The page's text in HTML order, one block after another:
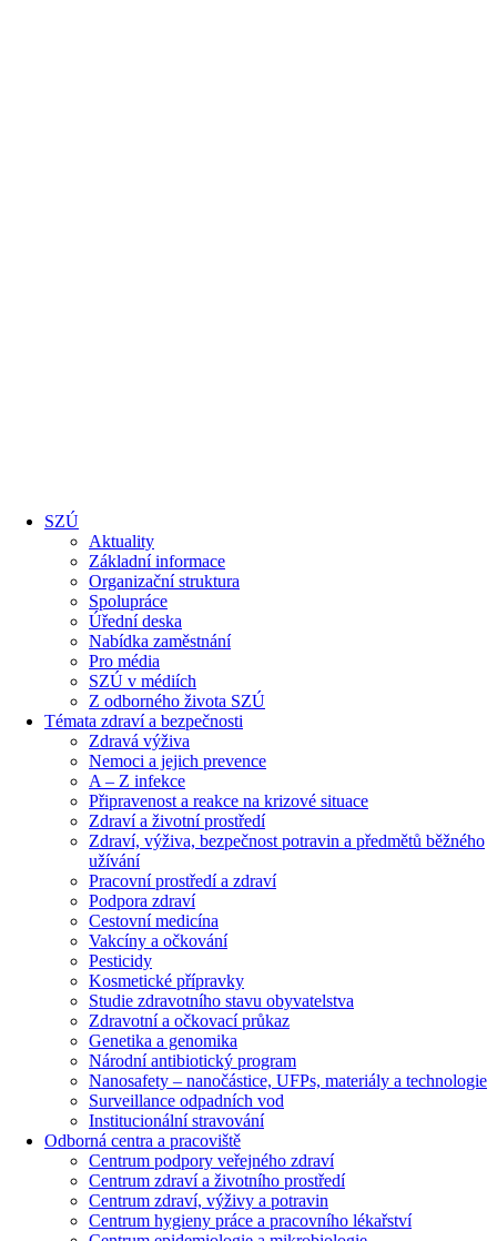
SZÚ
Aktuality
Základní informace
Organizační struktura
Spolupráce
Úřední deska
Nabídka zaměstnání
Pro média
SZÚ v médiích
Z odborného života SZÚ
Témata zdraví a bezpečnosti
Zdravá výživa
Nemoci a jejich prevence
A – Z infekce
Připravenost a reakce na krizové situace
Zdraví a životní prostředí
Zdraví, výživa, bezpečnost potravin a předmětů běžného
užívání
Pracovní prostředí a zdraví
Podpora zdraví
Cestovní medicína
Vakcíny a očkování
Pesticidy
Kosmetické přípravky
Studie zdravotního stavu obyvatelstva
Zdravotní a očkovací průkaz
Genetika a genomika
Národní antibiotický program
Nanosafety – nanočástice, UFPs, materiály a technologie
Surveillance odpadních vod
Institucionální stravování
Odborná centra a pracoviště
Centrum podpory veřejného zdraví
Centrum zdraví a životního prostředí
Centrum zdraví, výživy a potravin
Centrum hygieny práce a pracovního lékařství